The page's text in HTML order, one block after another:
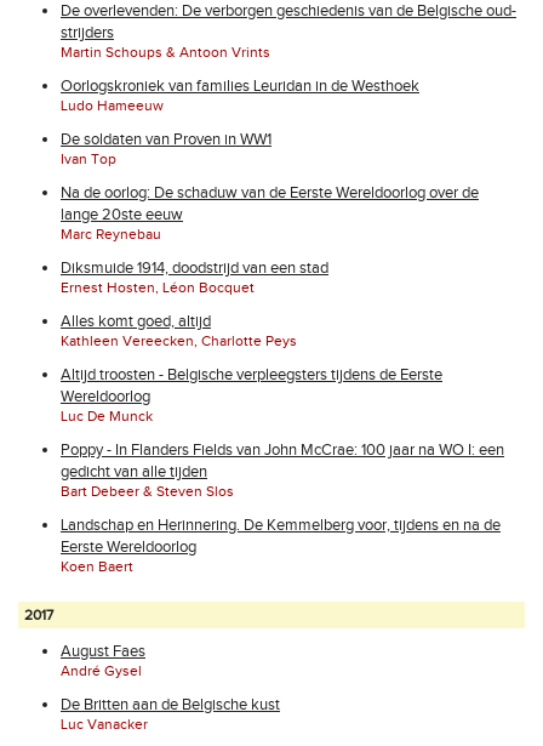
De overlevenden: De verborgen geschiedenis van de Belgische oud-
strijders
Martin Schoups & Antoon Vrints
Oorlogskroniek van families Leuridan in de Westhoek
Ludo Hameeuw
De soldaten van Proven in WW1
Ivan Top
Na de oorlog: De schaduw van de Eerste Wereldoorlog over de
lange 20ste eeuw
Marc Reynebau
Diksmuide 1914, doodstrijd van een stad
Ernest Hosten, Léon Bocquet
Alles komt goed, altijd
Kathleen Vereecken, Charlotte Peys
Altijd troosten - Belgische verpleegsters tijdens de Eerste
Wereldoorlog
Luc De Munck
Poppy - In Flanders Fields van John McCrae: 100 jaar na WO I: een
gedicht van alle tijden
Bart Debeer & Steven Slos
Landschap en Herinnering. De Kemmelberg voor, tijdens en na de
Eerste Wereldoorlog
Koen Baert
2017
August Faes
André Gysel
De Britten aan de Belgische kust
Luc Vanacker